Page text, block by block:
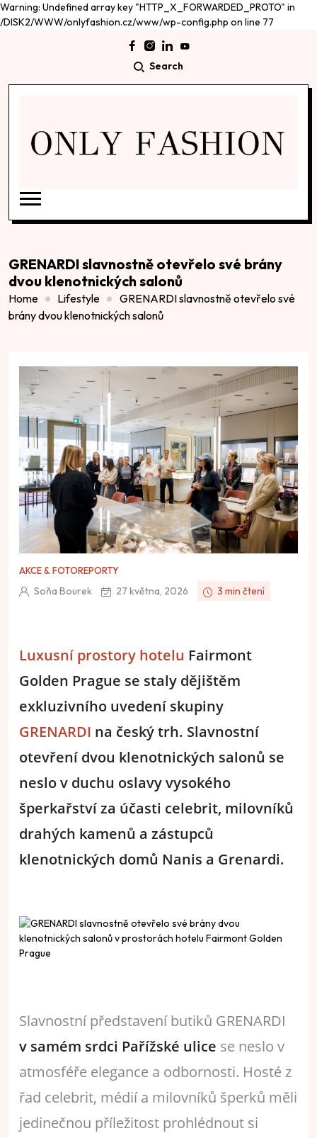
Warning: Undefined array key "HTTP_X_FORWARDED_PROTO" in
/DISK2/WWW/onlyfashion.cz/www/wp-config.php on line 77
Search
GRENARDI slavnostně otevřelo své brány
dvou klenotnických salonů
Home Lifestyle
GRENARDI slavnostně otevřelo své
brány dvou klenotnických salonů
AKCE & FOTOREPORTY
Soňa Bourek 27 května, 2026 3 min čtení
Luxusní prostory hotelu Fairmont
Golden Prague se staly dějištěm
exkluzivního uvedení skupiny
GRENARDI na český trh. Slavnostní
otevření dvou klenotnických salonů se
neslo v duchu oslavy vysokého
šperkařství za účasti celebrit, milovníků
drahých kamenů a zástupců
klenotnických domů Nanis a Grenardi.
Slavnostní představení butiků GRENARDI
v samém srdci Pařížské ulice se neslo v
atmosféře elegance a odbornosti. Hosté z
řad celebrit, médií a milovníků šperků měli
jedinečnou příležitost prohlédnout si